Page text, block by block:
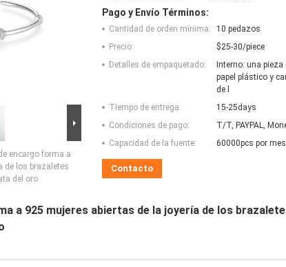
encargo forma a
de los brazaletes
del oro
Pago y Envío Términos:
Cantidad de orden mínima:
10 pedazos
Precio:
$25-30/piece
Detalles de empaquetado:
Interno: una pieza
papel plástico y
de l
Tiempo de entrega:
15-25days
Condiciones de pago:
T/T, PAYPAL,
Capacidad de la fuente:
60000pcs por mes
Contacto
a 925 mujeres abiertas de la joyería de los